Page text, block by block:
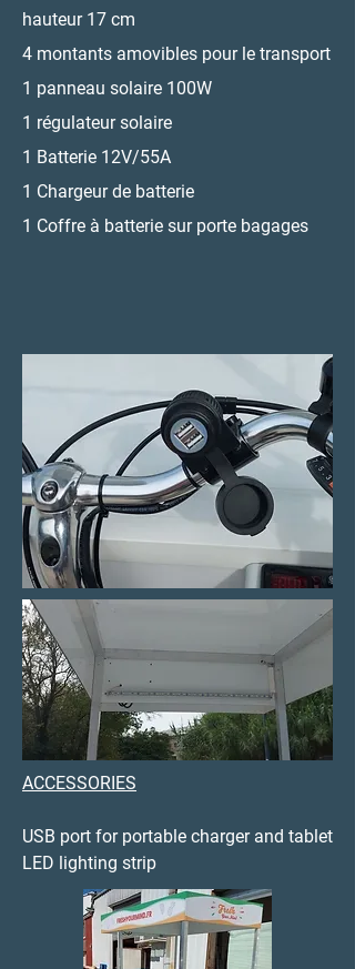
hauteur 17 cm
4 montants amovibles pour le transport
1 panneau solaire 100W
1 régulateur solaire
1 Batterie 12V/55A
1 Chargeur de batterie
1 Coffre à batterie sur porte bagages
ACCESSORIES
USB port for portable charger and tablet
LED lighting strip